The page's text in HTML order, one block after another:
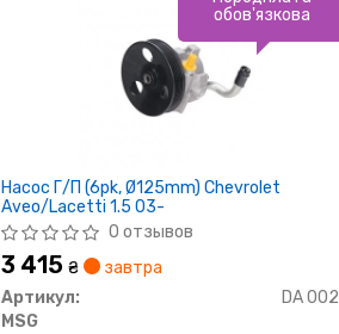
Насос Г/П (6pk, Ø125mm) Chevrolet
Aveo/Lacetti 1.5 03-
0 отзывов
3 415 ₴
завтра
Артикул:
DA 002
MSG
обов'язкова